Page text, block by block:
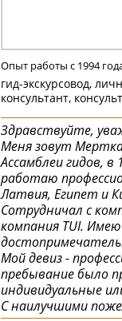
Опыт работы с 1994
гид-экскурсовод,
консультант,
Здравствуйте,
Меня зовут
Ассамблеи гидов,
работаю
Латвия, Египет и
Сотрудничал с
компания TUI.
Мой девиз -
пребывание было
индивидуальные
С наилучшими